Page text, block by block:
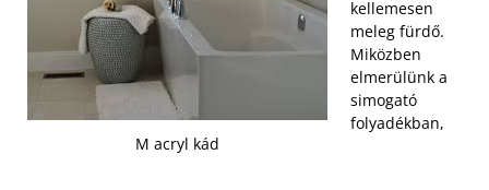
M acryl kád
kellemesen
meleg fürdő.
Miközben
elmerülünk a
simogató
folyadékban,